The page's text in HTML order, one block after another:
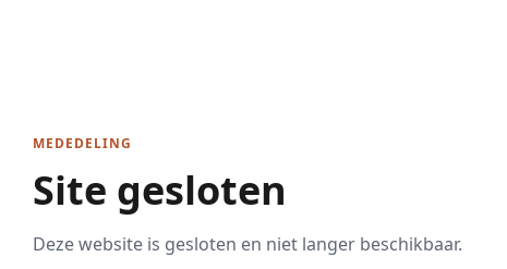
MEDEDELING
Site gesloten
Deze website is gesloten en niet langer beschikbaar.